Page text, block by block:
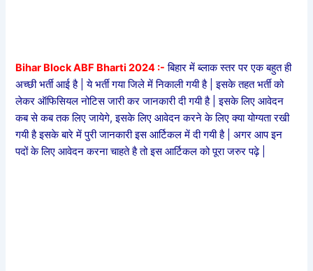
Bihar Block ABF Bharti 2024 :- बिहार में ब्लाक स्तर पर एक बहुत ही
अच्छी भर्ती आई है | ये भर्ती गया जिले में निकाली गयी है | इसके तहत भर्ती को
लेकर ऑफिसियल नोटिस जारी कर जानकारी दी गयी है | इसके लिए आवेदन
कब से कब तक लिए जायेगे, इसके लिए आवेदन करने के लिए क्या योग्यता रखी
गयी है इसके बारे में पुरी जानकारी इस आर्टिकल में दी गयी है | अगर आप इन
पदों के लिए आवेदन करना चाहते है तो इस आर्टिकल को पूरा जरुर पढ़े |